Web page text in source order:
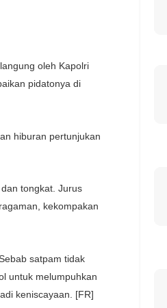
oleh Kapolri
pidatonya di
hiburan pertunjukan
tongkat. Jurus
kekompakan
satpam tidak
untuk melumpuhkan
keniscayaan. [FR]